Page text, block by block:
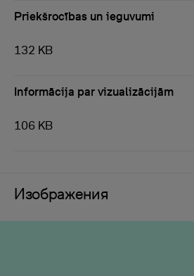
Priekšrocības un ieguvumi
132 KB
Informācija par vizualizācijām
106 KB
Изображения